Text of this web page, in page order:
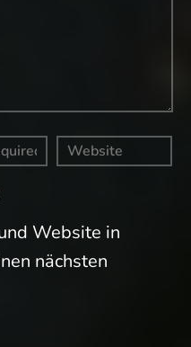
Website in
nächsten